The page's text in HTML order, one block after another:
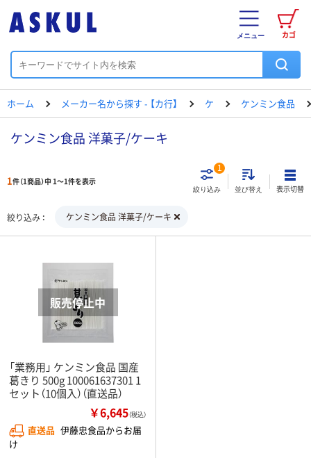
カゴ
メニュー
ホーム メーカー名から探す - 【カ行】 ケ ケンミン食品
ケンミン食品 洋菓子/ケーキ
1件（1商品）中 1～1件を表示
絞り込み
1
並び替え 表示切替
絞り込み ケンミン食品 洋菓子/ケーキ
「業務用」 ケンミン食品 国産
葛きり 500g 100061637301 1
セット（10個入）（直送品）
￥6,645（税込）
直送品 伊藤忠食品からお届
け